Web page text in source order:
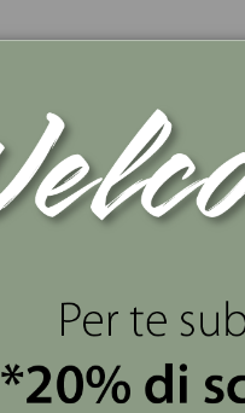
porcellana
valorizzando
contrasto del fiore,